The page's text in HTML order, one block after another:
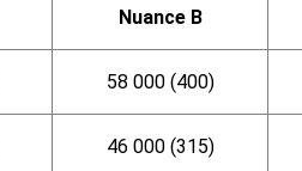
Nuance B
58 000 (400)
46 000 (315)